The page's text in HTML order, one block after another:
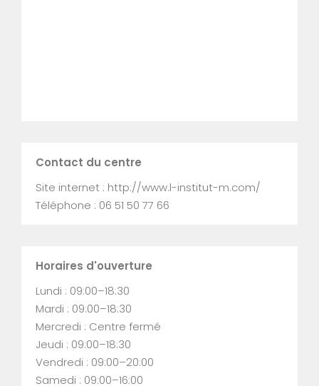
Contact du centre
Site internet : http://www.l-institut-m.com/
Téléphone : 06 51 50 77 66
Horaires d'ouverture
Lundi : 09:00–18:30
Mardi : 09:00–18:30
Mercredi : Centre fermé
Jeudi : 09:00–18:30
Vendredi : 09:00–20:00
Samedi : 09:00–16:00